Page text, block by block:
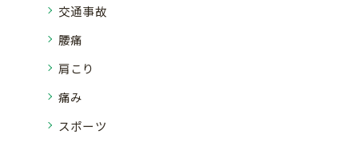
交通事故
腰痛
肩こり
痛み
スポーツ